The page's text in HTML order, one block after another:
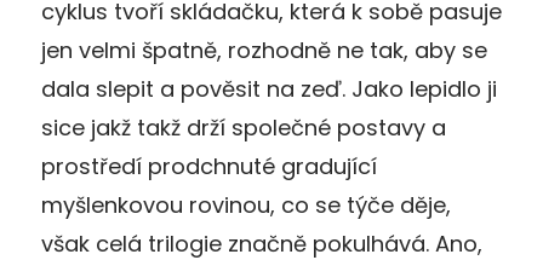
cyklus tvoří skládačku, která k sobě pasuje
jen velmi špatně, rozhodně ne tak, aby se
dala slepit a pověsit na zeď. Jako lepidlo ji
sice jakž takž drží společné postavy a
prostředí prodchnuté gradující
myšlenkovou rovinou, co se týče děje,
však celá trilogie značně pokulhává. Ano,